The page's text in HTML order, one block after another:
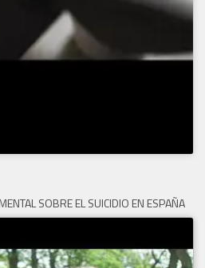
SOBRE EL SUICIDIO EN ESPAÑA